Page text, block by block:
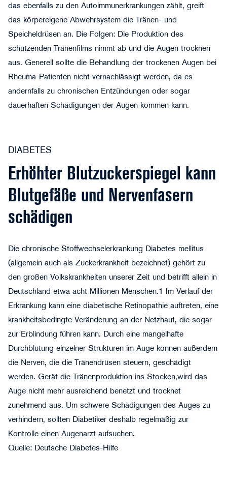
das ebenfalls zu den Autoimmunerkrankungen zählt, greift
das körpereigene Abwehrsystem die Tränen- und
Speicheldrüsen an. Die Folgen: Die Produktion des
schützenden Tränenfilms nimmt ab und die Augen trocknen
aus. Generell sollte die Behandlung der trockenen Augen bei
Rheuma-Patienten nicht vernachlässigt werden, da es
andernfalls zu chronischen Entzündungen oder sogar
dauerhaften Schädigungen der Augen kommen kann.
©Evrymmnt - stock.adobe.com
DIABETES
Erhöhter Blutzuckerspiegel kann
Blutgefäße und Nervenfasern
schädigen
Die chronische Stoffwechselerkrankung Diabetes mellitus
(allgemein auch als Zuckerkrankheit bezeichnet) gehört zu
den großen Volkskrankheiten unserer Zeit und betrifft allein in
Deutschland etwa acht Millionen Menschen.1 Im Verlauf der
Erkrankung kann eine diabetische Retinopathie auftreten, eine
krankheitsbedingte Veränderung an der Netzhaut, die sogar
zur Erblindung führen kann. Durch eine mangelhafte
Durchblutung einzelner Strukturen im Auge können außerdem
die Nerven, die die Tränendrüsen steuern, geschädigt
werden. Gerät die Tränenproduktion ins Stocken,wird das
Auge nicht mehr ausreichend benetzt und trocknet
zunehmend aus. Um schwere Schädigungen des Auges zu
verhindern, sollten Diabetiker deshalb regelmäßig zur
Kontrolle einen Augenarzt aufsuchen.
Quelle: Deutsche Diabetes-Hilfe